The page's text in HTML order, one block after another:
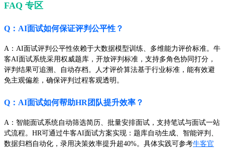
FAQ 专区
Q：AI面试如何保证评判公平性？
A：AI面试评判公平性依赖于大数据模型训练、多维能力评价标准。牛
客AI面试系统采用权威题库，开放评判标准，支持多角色协同打分，
评判结果可追溯、自动存档。人才评价算法基于行业标准，能有效避
免主观偏差，确保评判过程客观透明。
Q：AI面试如何帮助HR团队提升效率？
A：智能面试系统自动筛选简历、批量安排面试，支持笔试与面试一站
式流程。HR可通过牛客AI面试方案实现：题库自动生成、智能评判、
数据归档自动化，录用决策效率提升超40%。具体实践可参考牛客官